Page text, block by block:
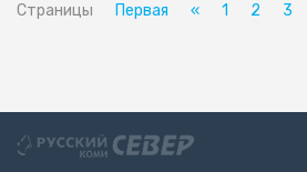
Страницы Первая « 1 2 3